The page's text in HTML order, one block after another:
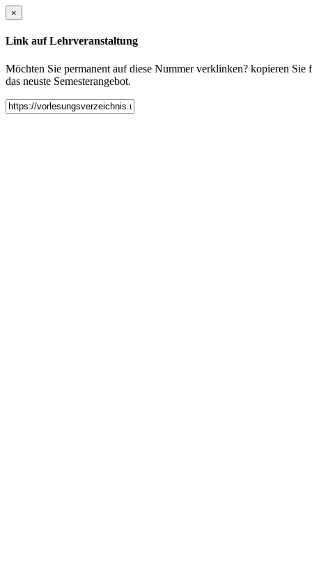
×
Link auf Lehrveranstaltung
Möchten Sie permanent auf diese Nummer verklinken? kopieren
das neuste Semesterangebot.